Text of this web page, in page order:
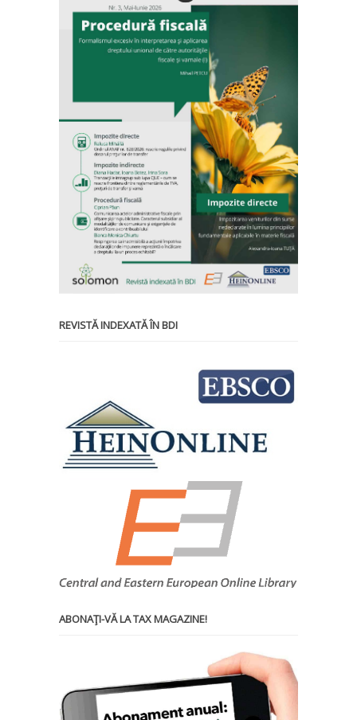
REVISTĂ INDEXATĂ ÎN BDI
ABONAŢI-VĂ LA TAX MAGAZINE!